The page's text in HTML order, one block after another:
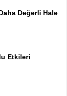
Değerli Hale
Etkileri